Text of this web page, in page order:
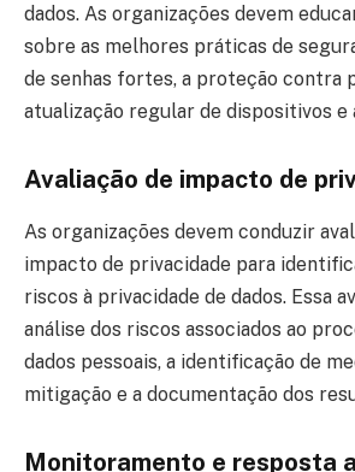
dados. As organizações devem
sobre as melhores práticas de
de senhas fortes, a proteção contra
atualização regular de dispositivos e
Avaliação de impacto de
As organizações devem conduzir
impacto de privacidade para
riscos à privacidade de dados. Essa
análise dos riscos associados ao
dados pessoais, a identificação de
mitigação e a documentação dos
Monitoramento e resposta